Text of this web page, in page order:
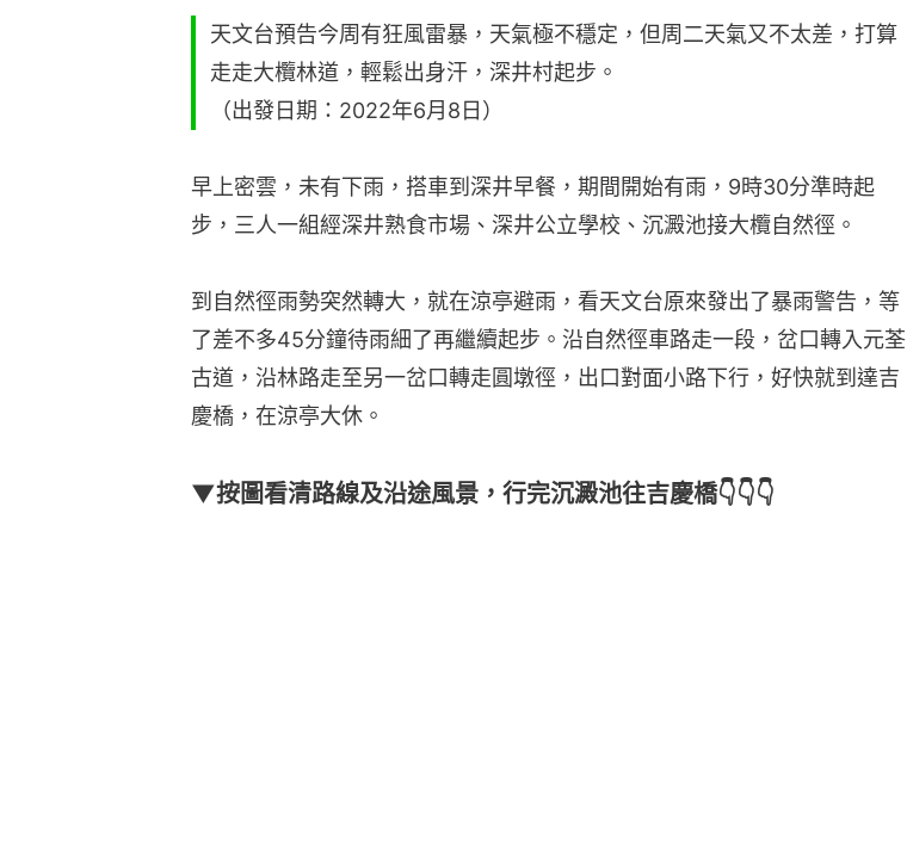
天文台預告今周有狂風雷暴，天氣極不穩定，但周二天氣又不太差，打算
走走大欖林道，輕鬆出身汗，深井村起步。
（出發日期：2022年6月8日）
早上密雲，未有下雨，搭車到深井早餐，期間開始有雨，9時30分準時起
步，三人一組經深井熟食市場、深井公立學校、沉澱池接大欖自然徑。
到自然徑雨勢突然轉大，就在涼亭避雨，看天文台原來發出了暴雨警告，等
了差不多45分鐘待雨細了再繼續起步。沿自然徑車路走一段，岔口轉入元荃
古道，沿林路走至另一岔口轉走圓墩徑，出口對面小路下行，好快就到達吉
慶橋，在涼亭大休。
▼按圖看清路線及沿途風景，行完沉澱池往吉慶橋👇👇👇